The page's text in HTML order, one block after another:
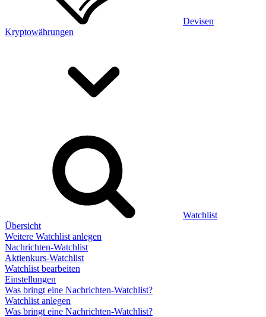
Devisen
Kryptowährungen
Watchlist
Übersicht
Weitere Watchlist anlegen
Nachrichten-Watchlist
Aktienkurs-Watchlist
Watchlist bearbeiten
Einstellungen
Was bringt eine Nachrichten-Watchlist?
Watchlist anlegen
Was bringt eine Nachrichten-Watchlist?